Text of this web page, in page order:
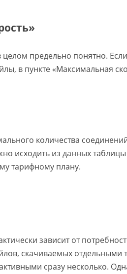
целом предельно понятно.
в пункте «Максимальная
количества
исходить из данных
тарифному плану.
зависит от
скачиваемых
сразу несколько.